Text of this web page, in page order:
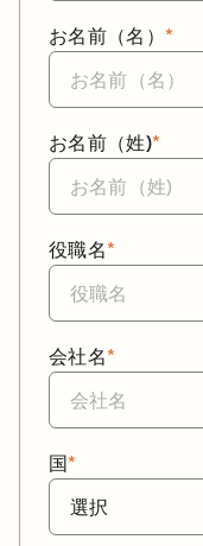
*
お名前（名）
*
お名前（姓)
*
役職名
*
会社名
*
国